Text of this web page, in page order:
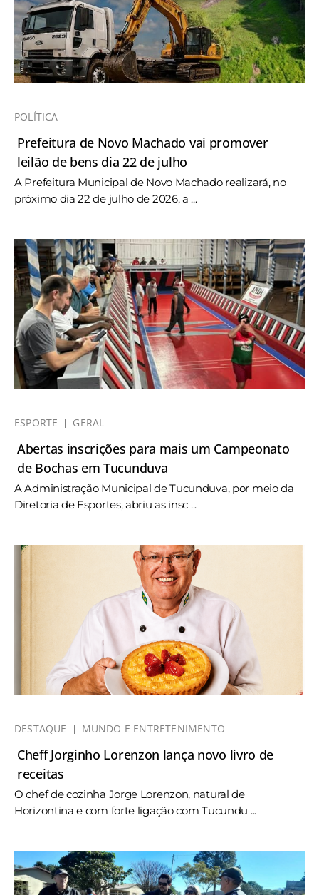
POLÍTICA
Prefeitura de Novo Machado vai promover
leilão de bens dia 22 de julho
A Prefeitura Municipal de Novo Machado realizará, no
próximo dia 22 de julho de 2026, a ...
ESPORTE GERAL
Abertas inscrições para mais um Campeonato
de Bochas em Tucunduva
A Administração Municipal de Tucunduva, por meio da
Diretoria de Esportes, abriu as insc ...
DESTAQUE MUNDO E ENTRETENIMENTO
Cheff Jorginho Lorenzon lança novo livro de
receitas
O chef de cozinha Jorge Lorenzon, natural de
Horizontina e com forte ligação com Tucundu ...